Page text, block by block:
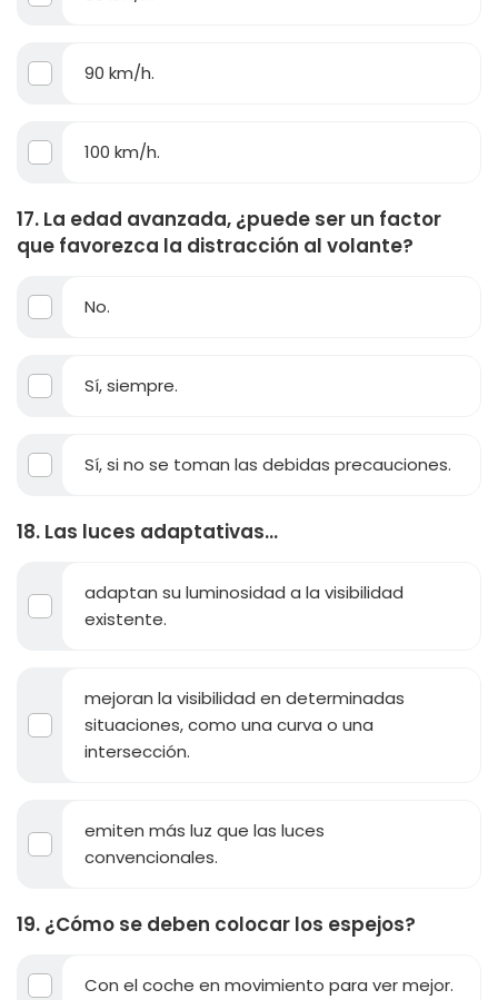
90 km/h.
100 km/h.
17. La edad avanzada, ¿puede ser un factor
que favorezca la distracción al volante?
No.
Sí, siempre.
Sí, si no se toman las debidas precauciones.
18. Las luces adaptativas...
adaptan su luminosidad a la visibilidad
existente.
mejoran la visibilidad en determinadas
situaciones, como una curva o una
intersección.
emiten más luz que las luces
convencionales.
19. ¿Cómo se deben colocar los espejos?
Con el coche en movimiento para ver mejor.